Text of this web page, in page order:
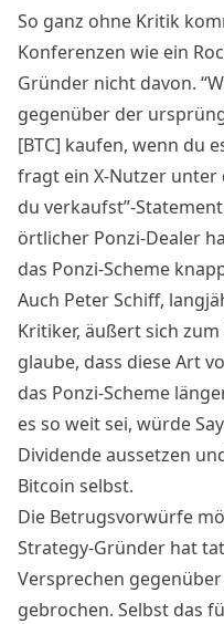
So ganz ohne Kritik
Konferenzen wie ein
Gründer nicht davon.
gegenüber der
[BTC] kaufen, wenn du
fragt ein X-Nutzer unter
du verkaufst”-
örtlicher Ponzi-Dealer
das Ponzi-Scheme
Auch Peter Schiff,
Kritiker, äußert sich
glaube, dass diese Art
das Ponzi-Scheme
es so weit sei, würde
Dividende aussetzen
Bitcoin selbst.
Die Betrugsvorwürfe
Strategy-Gründer hat
Versprechen
gebrochen. Selbst das